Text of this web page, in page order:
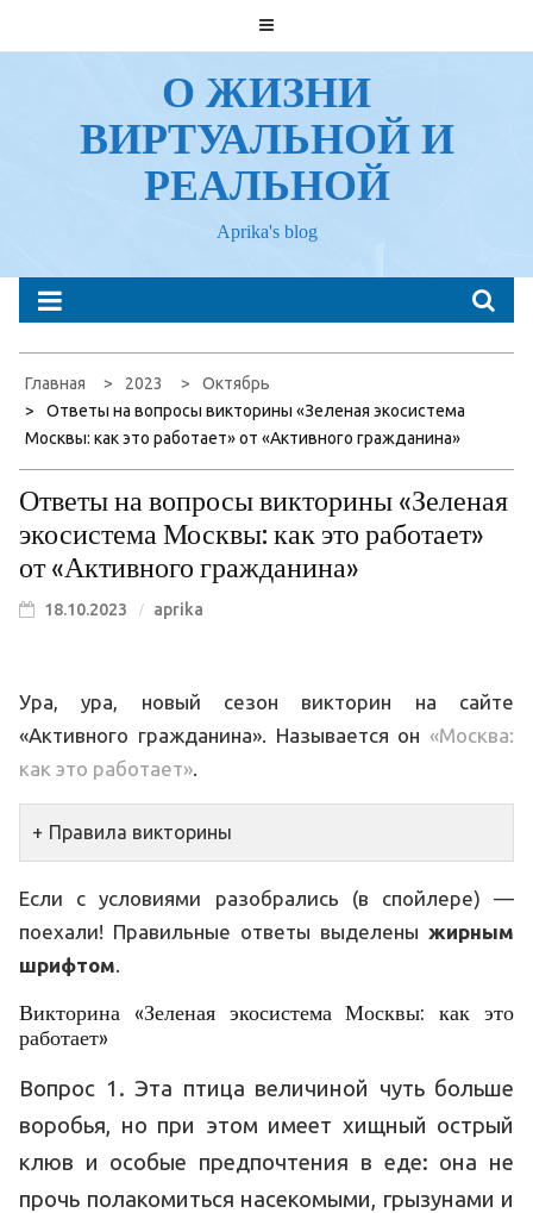
к
О ЖИЗНИ
ВИРТУАЛЬНОЙ И
РЕАЛЬНОЙ
Aprika's blog
Главная 2023
Октябрь
Ответы на вопросы викторины «Зеленая экосистема
Москвы: как это работает» от «Активного гражданина»
Ответы на вопросы викторины «Зеленая
экосистема Москвы: как это работает»
от «Активного гражданина»
18.10.2023 aprika
Ура, ура, новый сезон викторин на сайте
«Активного гражданина». Называется он «Москва:
как это работает».
Правила викторины
Если с условиями разобрались (в спойлере) —
поехали! Правильные ответы выделены жирным
шрифтом.
Викторина «Зеленая экосистема Москвы: как это
работает»
Вопрос 1. Эта птица величиной чуть больше
воробья, но при этом имеет хищный острый
клюв и особые предпочтения в еде: она не
прочь полакомиться насекомыми, грызунами и